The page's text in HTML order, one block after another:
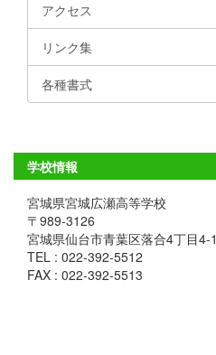
アクセス
リンク集
各種書式
学校情報
宮城県宮城広瀬高等学校
〒989-3126
宮城県仙台市青葉区落合4丁目4-1
TEL : 022-392-5512
FAX : 022-392-5513